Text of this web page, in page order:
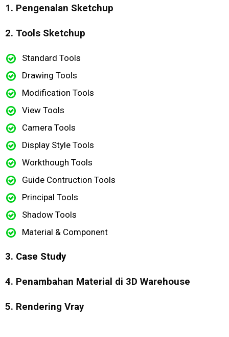
1. Pengenalan Sketchup
2. Tools Sketchup
Standard Tools
Drawing Tools
Modification Tools
View Tools
Camera Tools
Display Style Tools
Workthough Tools
Guide Contruction Tools
Principal Tools
Shadow Tools
Material & Component
3. Case Study
4. Penambahan Material di 3D Warehouse
5. Rendering Vray